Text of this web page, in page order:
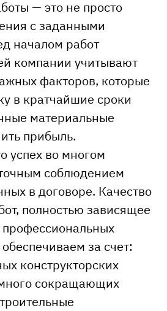
— это не просто
с заданными
началом работ
компании учитывают
факторов, которые
в кратчайшие сроки
материальные
прибыль.
успех во многом
соблюдением
в договоре. Качество
полностью зависящее
за счет:
конструкторских
сокращающих